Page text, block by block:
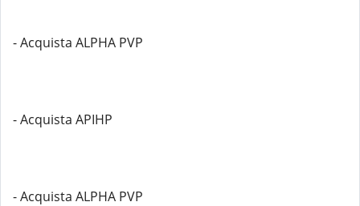
- Acquista ALPHA PVP
- Acquista APIHP
- Acquista ALPHA PVP